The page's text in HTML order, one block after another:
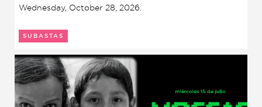
Subastas
Wednesday, October 28, 2026.
SUBASTAS